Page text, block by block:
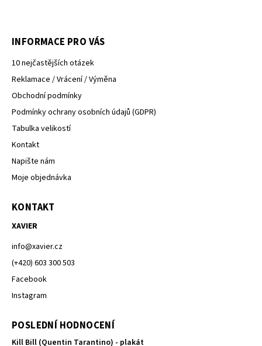
INFORMACE PRO VÁS
10 nejčastějších otázek
Reklamace / Vrácení / Výměna
Obchodní podmínky
Podmínky ochrany osobních údajů (GDPR)
Tabulka velikostí
Kontakt
Napište nám
Moje objednávka
KONTAKT
XAVIER
info@xavier.cz
(+420) 603 300 503
Facebook
Instagram
POSLEDNÍ HODNOCENÍ
Kill Bill (Quentin Tarantino) - plakát